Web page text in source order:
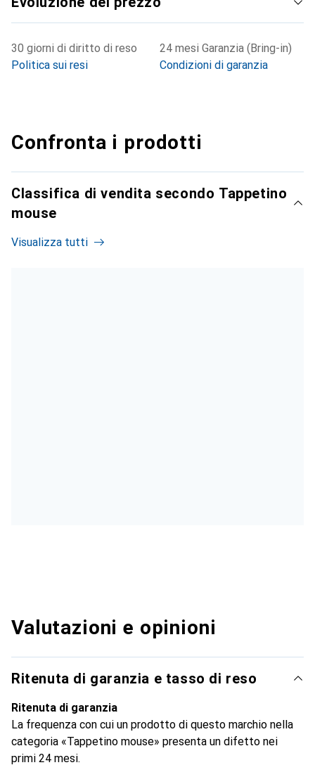
30 giorni di diritto di reso
Politica sui resi
24 mesi Garanzia (Bring-in)
Condizioni di garanzia
Confronta i prodotti
Classifica di vendita secondo Tappetino
mouse
Visualizza tutti
Valutazioni e opinioni
Ritenuta di garanzia e tasso di reso
Ritenuta di garanzia
La frequenza con cui un prodotto di questo marchio nella
categoria «Tappetino mouse» presenta un difetto nei
primi 24 mesi.